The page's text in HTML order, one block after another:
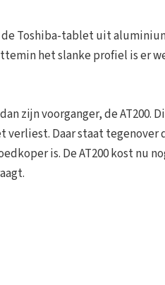
de Toshiba-tablet uit
het slanke profiel is er
zijn voorganger, de AT200.
Daar staat tegenover
is. De AT200 kost nu